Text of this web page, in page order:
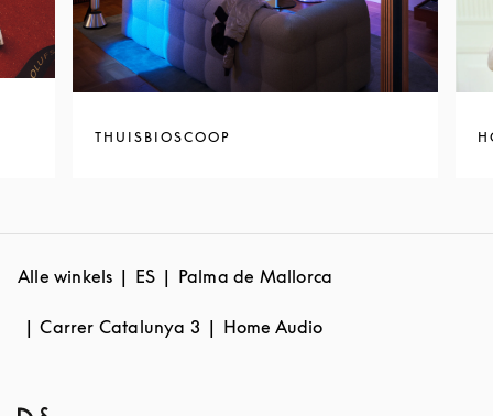
THUISBIOSCOOP
Alle winkels ES Palma de Mallorca
Carrer Catalunya 3 Home Audio